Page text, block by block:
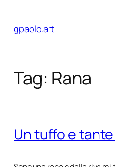
contenuto
gpaolo.art
Tag: Rana
Un tuffo e